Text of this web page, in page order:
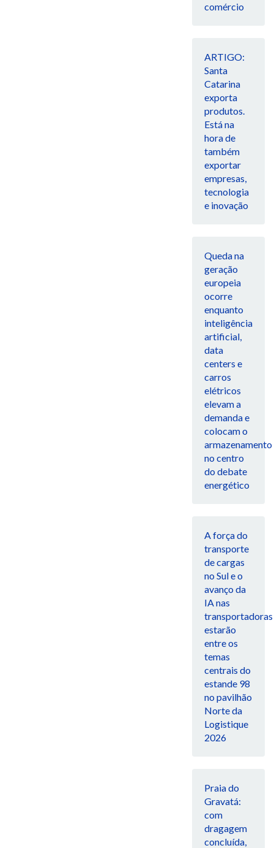
comércio
ARTIGO:
Santa
Catarina
exporta
produtos.
Está na
hora de
também
exportar
empresas,
tecnologia
e inovação
Queda na
geração
europeia
ocorre
enquanto
inteligência
artificial,
data
centers e
carros
elétricos
elevam a
demanda e
colocam o
armazenamento
no centro
do debate
energético
A força do
transporte
de cargas
no Sul e o
avanço da
IA nas
transportadoras
estarão
entre os
temas
centrais do
estande 98
no pavilhão
Norte da
Logistique
2026
Praia do
Gravatá:
com
dragagem
concluída,